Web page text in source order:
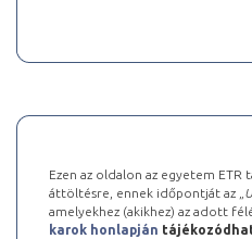
Ezen az oldalon az egyetem
áttöltésre, ennek időpontját az „
amelyekhez (akikhez) az adott
karok honlapján